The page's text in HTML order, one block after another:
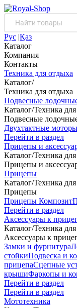
Рус |Қаз
Каталог
Компания
Контакты
Техника для отдыха
Каталог/
Техника для отдыха
Подвесные
Каталог/Техника
Подвесные
Двухтактные моторы
Перейти в раздел
Прицепы и
Каталог/Техника
Прицепы и
Прицепы
Каталог/Техника
Прицепы
Прицепы Композит
Перейти в раздел
Аксессуары к
Каталог/Техника
Аксессуары к
Замки и фурнитура
стойкиПодвеска и
прицепаСцепные
крышиФаркопы и
Перейти в раздел
Перейти в раздел
Мототехника